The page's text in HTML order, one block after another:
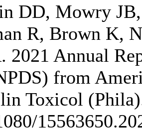
DD, Mowry
R, Brown K,
2021 Annual
from
Toxicol